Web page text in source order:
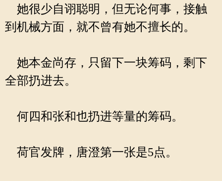
她很少自诩聪明，但无论何事，接触
到机械方面，就不曾有她不擅长的。
她本金尚存，只留下一块筹码，剩下
全部扔进去。
何四和张和也扔进等量的筹码。
荷官发牌，唐澄第一张是5点。